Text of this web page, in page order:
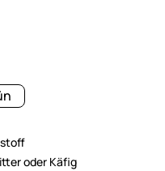
oder Käfig